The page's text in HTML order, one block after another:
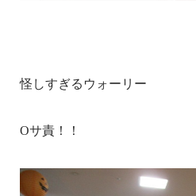
怪しすぎるウォーリー
Oサ責！！